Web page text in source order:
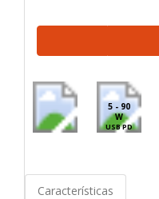
5 - 90
W
USB PD
Características